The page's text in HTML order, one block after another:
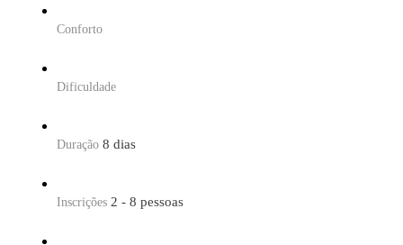
Conforto
Dificuldade
Duração 8 dias
Inscrições 2 - 8 pessoas